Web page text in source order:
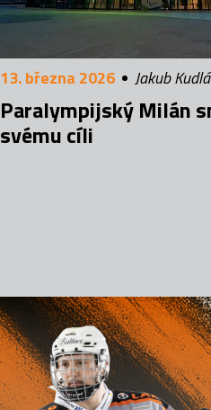
13. března 2026 Jakub
Paralympijský Milán
svému cíli